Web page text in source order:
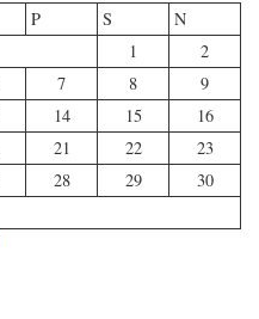
P S
N
1
2
7 8
9
14 15
16
21 22
23
28 29
30